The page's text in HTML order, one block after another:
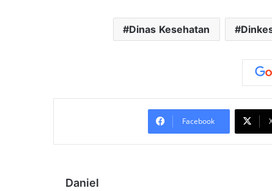
Dinas Kesehatan
Facebook
Daniel